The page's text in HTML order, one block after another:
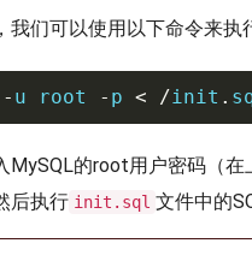
我们可以使用以下命令来执
- u root - p < /init .
MySQL的root用户密码（在
后执行 init.sql 文件中的